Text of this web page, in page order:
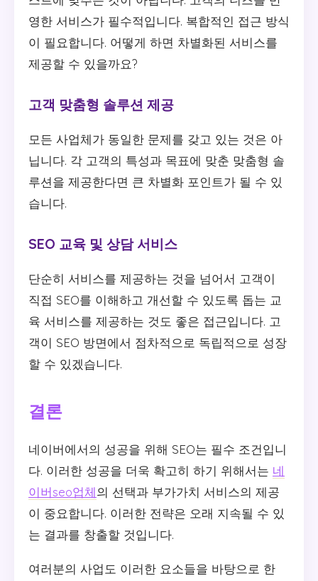
영한 서비스가 필수적입니다. 복합적인 접근 방식
이 필요합니다. 어떻게 하면 차별화된 서비스를
제공할 수 있을까요?
고객 맞춤형 솔루션 제공
모든 사업체가 동일한 문제를 갖고 있는 것은 아
닙니다. 각 고객의 특성과 목표에 맞춘 맞춤형 솔
루션을 제공한다면 큰 차별화 포인트가 될 수 있
습니다.
SEO 교육 및 상담 서비스
단순히 서비스를 제공하는 것을 넘어서 고객이
직접 SEO를 이해하고 개선할 수 있도록 돕는 교
육 서비스를 제공하는 것도 좋은 접근입니다. 고
객이 SEO 방면에서 점차적으로 독립적으로 성장
할 수 있겠습니다.
결론
네이버에서의 성공을 위해 SEO는 필수 조건입니
다. 이러한 성공을 더욱 확고히 하기 위해서는 네
이버seo업체의 선택과 부가가치 서비스의 제공
이 중요합니다. 이러한 전략은 오래 지속될 수 있
는 결과를 창출할 것입니다.
여러분의 사업도 이러한 요소들을 바탕으로 한